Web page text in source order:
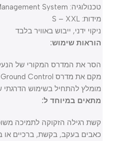
טכנולוגיה: Ground Control™ Motion Management System
מידות: S – XXL
ניקוי ידני, ייבוש באוויר בלבד
הוראות שימוש:
הסר את המדרס המקורי של הנעל
מקם את מדרס Spenco Ground Control בתוך הנעל, כשהוא צמוד לעקב.
מומלץ להתחיל בשימוש הדרגתי של
מתאים במיוחד ל:
קשת רגילה הזקוקה לתמיכה משופרת
כאבים בעקב, בקשת, ברכיים או בגב